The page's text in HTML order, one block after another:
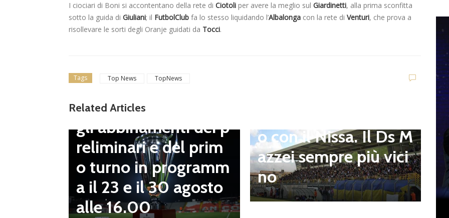
I ciociari di Boni si accontentano della rete di Ciotoli per avere la meglio sul Giardinetti, alla prima sconfitta
sotto la guida di Giuliani; il FutbolClub fa lo stesso liquidando l’Albalonga con la rete di Venturi, che prova a
risollevare le sorti degli Oranje guidati da Tocci.
Tags Top News TopNews
Related Articles
Coppa Italia Serie D,
gli abbinamenti dei p
reliminari e del prim
o turno in programm
a il 23 e il 30 agosto
alle 16.00
Dilettanti Serie D
to senza sosta: Busat
o con il Nissa. Il Ds M
azzei sempre più vici
no
i